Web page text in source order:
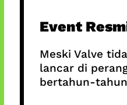
Event
Meski Valve
lancar di
bertahun-